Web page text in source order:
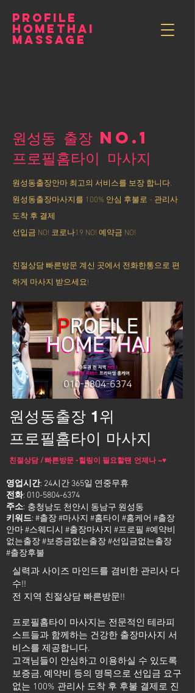
PROFILE
HOMETHAI
MASSAGE
원성동 출장 NO.1
​프로필홈타이 마사지
원성동출장안마 최고의 서비스를 보장 합니다.
원성동출장마사지를 100% 안심 후불로 - 관리사
도착 후 결제
선입금 NO! 코로나19 NO! 예약금 NO!
친절상담 빠른방문 계신 곳에서 전화한통으로 편
하게 마사지 받으세요!
원성동출장 1위
프로필홈타이 마사지
친절상담 / 빠른방문 -힐링이 필요할땐 언제나 ~♥
영업시간: 24시간 365일 연중무휴
전화: 010-5804-6374
주소:
키워드: #출장 #마사지 #홈타이 #홈케어 #출장
안마 #스웨디시 #출장마사지 #프로필 #예약비
없는출장 #보증금없는출장 #선입금없는출장
#출장후불
충청남도 천안시 동남구 원성동
실력과 사이즈 마인드를 겸비한 관리사 다
수!!
전 지역 친절상담 빠른방문!!
프로필홈타이 마사지는 전문적인 테라피
스트들과 함께하는 건강한 출장마사지 서
비스를 제공합니다.
고객님들이 안심하고 이용하실 수 있도록
보증금, 예약비 등의 명목으로 선입금 요구
없는 100% 관리사 도착 후 후불 결제로 진